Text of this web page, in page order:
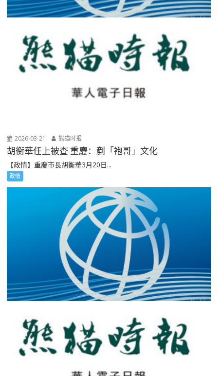
2026-03-21 熊猫时报
胡衡華任上被查 重慶：剷「袍哥」文化
【政情】重慶市長胡衡華3月20日...
政情